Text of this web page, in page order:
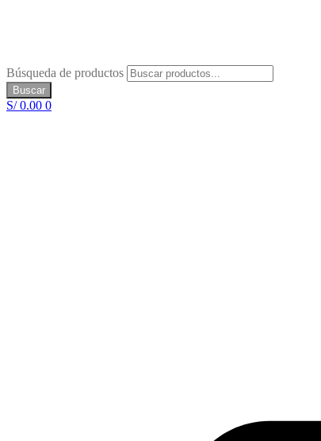
Búsqueda de productos
Buscar
S/0.00 0